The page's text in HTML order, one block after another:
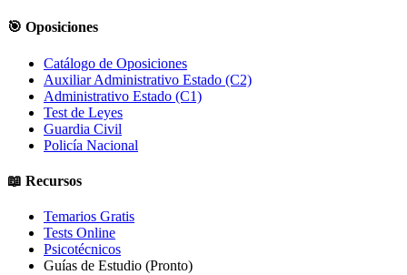
🎯 Oposiciones
Catálogo de Oposiciones
Auxiliar Administrativo Estado (C2)
Administrativo Estado (C1)
Test de Leyes
Guardia Civil
Policía Nacional
📖 Recursos
Temarios Gratis
Tests Online
Psicotécnicos
Guías de Estudio (Pronto)